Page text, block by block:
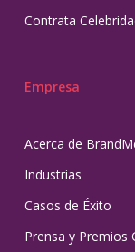
Contrata
Empresa
Acerca de
Industrias
Casos de Éxito
Prensa y Premios